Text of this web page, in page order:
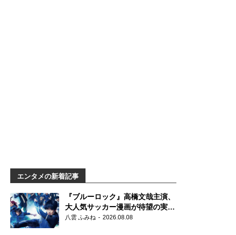
エンタメの新着記事
『ブルーロック』高橋文哉主演、
大人気サッカー漫画が待望の実写
映画に
八雲 ふみね 2026.08.08